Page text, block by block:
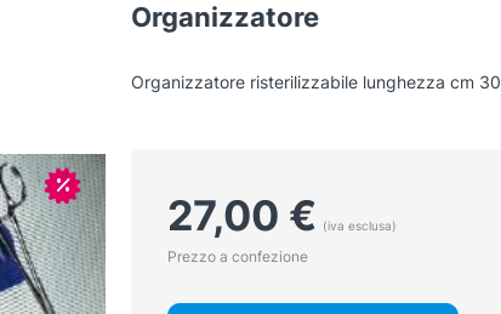
Organizzatore
Organizzatore risterilizzabile lunghezza cm 30
In offerta!
27,00 € (iva esclusa)
Prezzo a confezione